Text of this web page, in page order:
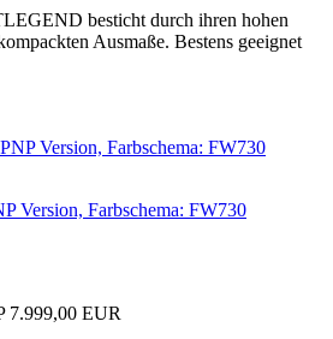
besticht durch ihren hohen
Ausmaße. Bestens geeignet
Version, Farbschema: FW730
7.999,00 EUR